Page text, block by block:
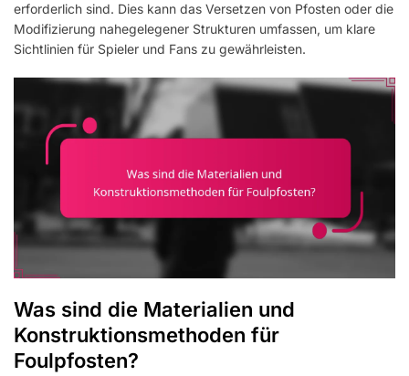
erforderlich sind. Dies kann das Versetzen von Pfosten oder die
Modifizierung nahegelegener Strukturen umfassen, um klare
Sichtlinien für Spieler und Fans zu gewährleisten.
Was sind die Materialien und
Konstruktionsmethoden für
Foulpfosten?